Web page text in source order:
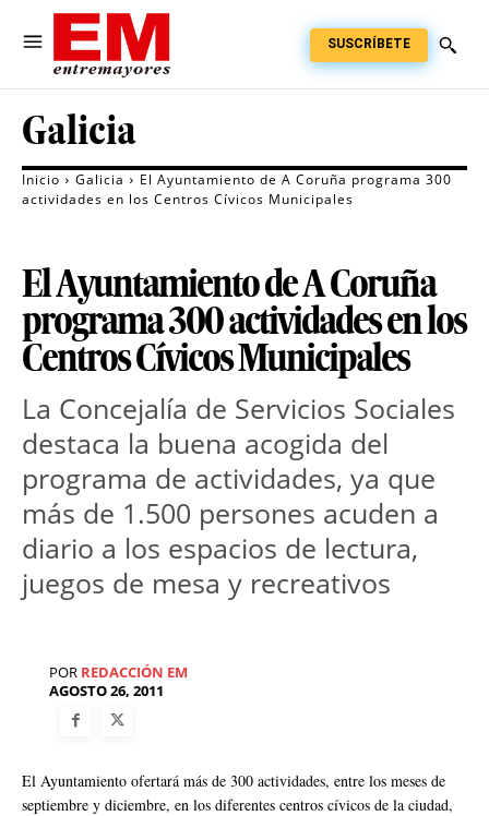
SUSCRÍBETE
Galicia
Inicio Galicia
El Ayuntamiento de A Coruña programa 300
actividades en los Centros Cívicos Municipales
El Ayuntamiento de A Coruña
programa 300 actividades en los
Centros Cívicos Municipales
La Concejalía de Servicios Sociales
destaca la buena acogida del
programa de actividades, ya que
más de 1.500 persones acuden a
diario a los espacios de lectura,
juegos de mesa y recreativos
POR REDACCIÓN EM
AGOSTO 26, 2011
El Ayuntamiento ofertará más de 300 actividades, entre los meses de
septiembre y diciembre, en los diferentes centros cívicos de la ciudad,